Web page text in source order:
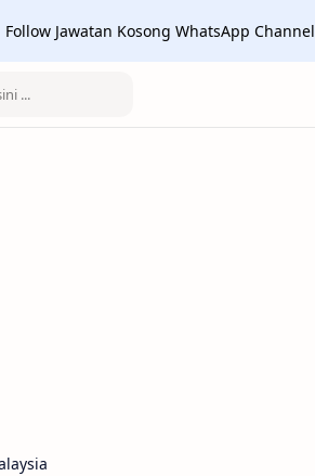
Follow Jawatan Kosong WhatsApp Channel